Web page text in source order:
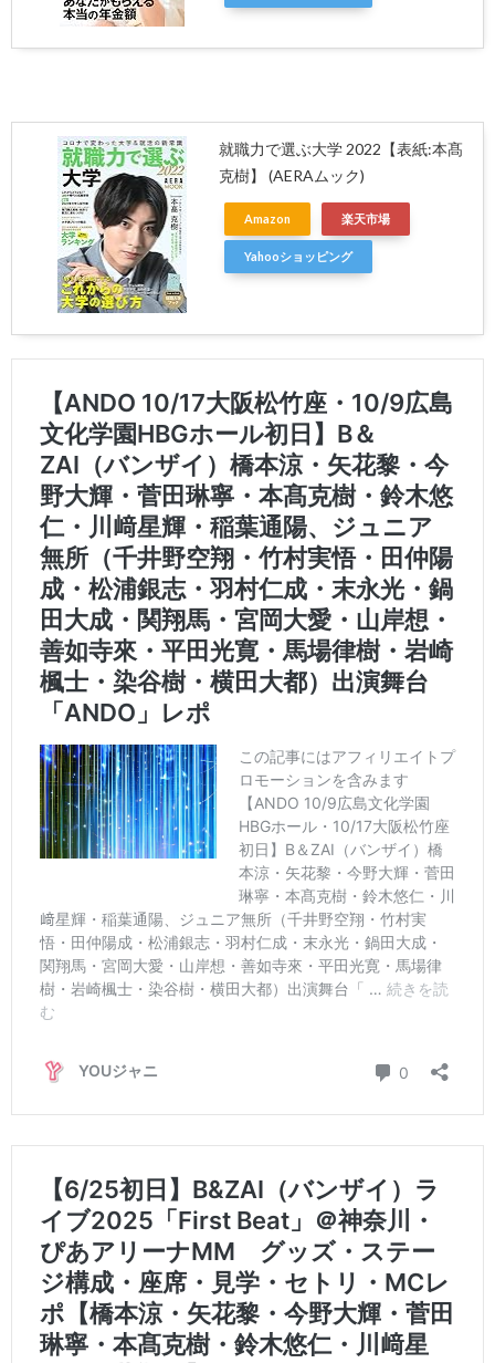
就職力で選ぶ大学 2022【表紙:本髙
克樹】 (AERAムック)
Amazon 楽天市場
Yahooショッピング